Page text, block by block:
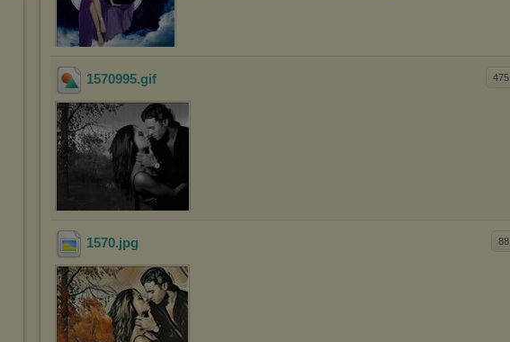
W przypadku braku twojej zgody na akceptację cookies niestety
prosimy o opuszczenie serwisu chomikuj.pl.
(dostosowanie reklam do Twoich potrzeb, analiza skuteczności działań
marketingowych).
Wyrażenie sprzeciwu spowoduje, że wyświetlana Ci reklama nie
będzie dopasowana do Twoich preferencji, a będzie to reklama
wyświetlona przypadkowo.
Istnieje możliwość zmiany ustawień przeglądarki internetowej w
sposób uniemożliwiający przechowywanie plików cookies na
urządzeniu końcowym. Można również usunąć pliki cookies,
dokonując odpowiednich zmian w ustawieniach przeglądarki
internetowej.
Pełną informację na ten temat znajdziesz pod adresem
http://chomikuj.pl/PolitykaPrywatnosci.aspx
1570995.gif
1570.jpg